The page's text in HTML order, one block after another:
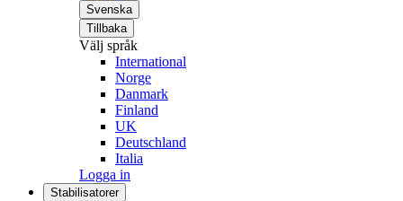
Svenska
Tillbaka
Välj språk
International
Norge
Danmark
Finland
UK
Deutschland
Italia
Logga in
Stabilisatorer